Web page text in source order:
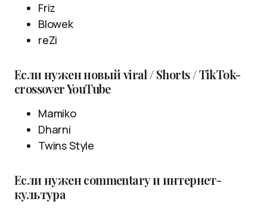
Friz
Blowek
reZi
Если нужен новый viral / Shorts / TikTok-
crossover YouTube
Mamiko
Dharni
Twins Style
Если нужен commentary и интернет-
культура